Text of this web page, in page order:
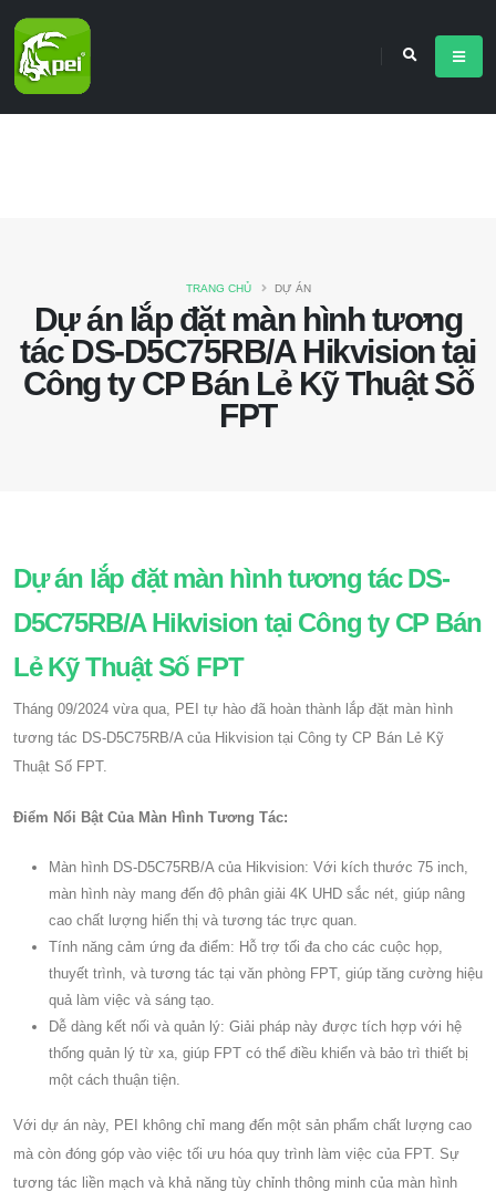
Dự án lắp đặt màn hình tương
tác DS-D5C75RB/A Hikvision tại
Công ty CP Bán Lẻ Kỹ Thuật Số
FPT
TRANG CHỦ DỰ ÁN
Dự án lắp đặt màn hình tương tác DS-
D5C75RB/A Hikvision tại Công ty CP Bán
Lẻ Kỹ Thuật Số FPT
Tháng 09/2024 vừa qua, PEI tự hào đã hoàn thành lắp đặt màn hình
tương tác DS-D5C75RB/A của Hikvision tại Công ty CP Bán Lẻ Kỹ
Thuật Số FPT.
Điểm Nổi Bật Của Màn Hình Tương Tác:
Màn hình DS-D5C75RB/A của Hikvision: Với kích thước 75 inch,
màn hình này mang đến độ phân giải 4K UHD sắc nét, giúp nâng
cao chất lượng hiển thị và tương tác trực quan.
Tính năng cảm ứng đa điểm: Hỗ trợ tối đa cho các cuộc họp,
thuyết trình, và tương tác tại văn phòng FPT, giúp tăng cường hiệu
quả làm việc và sáng tạo.
Dễ dàng kết nối và quản lý: Giải pháp này được tích hợp với hệ
thống quản lý từ xa, giúp FPT có thể điều khiển và bảo trì thiết bị
một cách thuận tiện.
Với dự án này, PEI không chỉ mang đến một sản phẩm chất lượng cao
mà còn đóng góp vào việc tối ưu hóa quy trình làm việc của FPT. Sự
tương tác liền mạch và khả năng tùy chỉnh thông minh của màn hình